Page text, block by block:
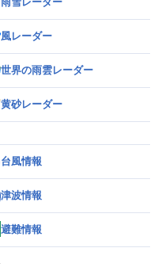
風レーダー
世界の雨雲レーダー
黄砂レーダー
台風情報
津波情報
避難情報